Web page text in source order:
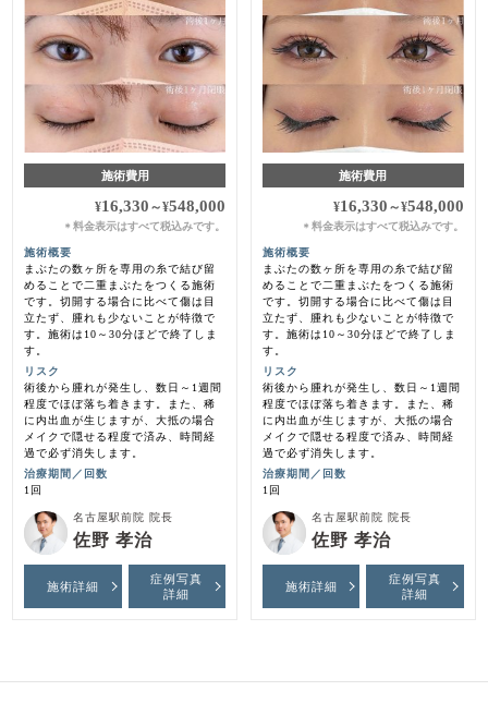
施術費用
¥16,330 ～¥548,000
＊料金表示はすべて税込みです。
施術概要
まぶたの数ヶ所を専用の糸で結び留
めることで二重まぶたをつくる施術
です。切開する場合に比べて傷は目
立たず、腫れも少ないことが特徴で
す。施術は10～30分ほどで終了しま
す。
リスク
術後から腫れが発生し、数日～1週間
程度でほぼ落ち着きます。また、稀
に内出血が生じますが、大抵の場合
メイクで隠せる程度で済み、時間経
過で必ず消失します。
治療期間／回数
1回
名古屋駅前院 院長
佐野 孝治
施術詳細
症例写真
詳細
施術費用
¥16,330 ～¥548,000
＊ 料金表示はすべて税込みです。
施術概要
まぶたの数ヶ所を専用の糸で結び留
めることで二重まぶたをつくる施術
です。切開する場合に比べて傷は目
立たず、腫れも少ないことが特徴で
す。施術は10～30分ほどで終了しま
す。
リスク
術後から腫れが発生し、数日～1週間
程度でほぼ落ち着きます。また、稀
に内出血が生じますが、大抵の場合
メイクで隠せる程度で済み、時間経
過で必ず消失します。
治療期間／回数
1回
名古屋駅前院 院長
佐野 孝治
施術詳細
症例写真
詳細